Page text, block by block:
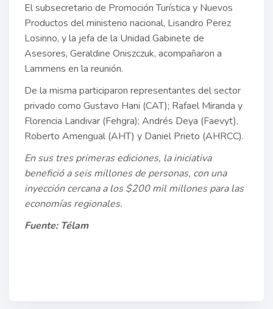
El subsecretario de Promoción Turística y Nuevos
Productos del ministerio nacional, Lisandro Perez
Losinno, y la jefa de la Unidad Gabinete de
Asesores, Geraldine Oniszczuk, acompañaron a
Lammens en la reunión.
De la misma participaron representantes del sector
privado como Gustavo Hani (CAT); Rafael Miranda y
Florencia Landivar (Fehgra); Andrés Deya (Faevyt),
Roberto Amengual (AHT) y Daniel Prieto (AHRCC).
En sus tres primeras ediciones, la iniciativa
benefició a seis millones de personas, con una
inyección cercana a los $200 mil millones para las
economías regionales.
Fuente: Télam